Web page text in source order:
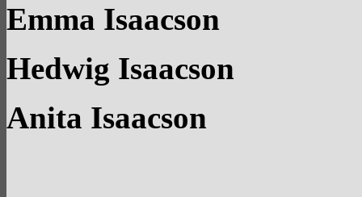
Emma Isaacson
Hedwig Isaacson
Anita Isaacson